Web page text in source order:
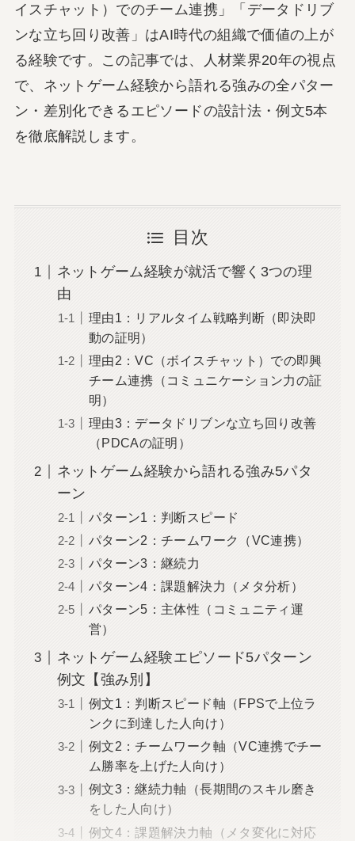
イスチャット）でのチーム連携」「データドリブ
ンな立ち回り改善」はAI時代の組織で価値の上が
る経験です。この記事では、人材業界20年の視点
で、ネットゲーム経験から語れる強みの全パター
ン・差別化できるエピソードの設計法・例文5本
を徹底解説します。
目次
ネットゲーム経験が就活で響く3つの理
由
理由1：リアルタイム戦略判断（即決即
動の証明）
理由2：VC（ボイスチャット）での即興
チーム連携（コミュニケーション力の証
明）
理由3：データドリブンな立ち回り改善
（PDCAの証明）
ネットゲーム経験から語れる強み5パタ
ーン
パターン1：判断スピード
パターン2：チームワーク（VC連携）
パターン3：継続力
パターン4：課題解決力（メタ分析）
パターン5：主体性（コミュニティ運
営）
ネットゲーム経験エピソード5パターン
例文【強み別】
例文1：判断スピード軸（FPSで上位ラ
ンクに到達した人向け）
例文2：チームワーク軸（VC連携でチー
ム勝率を上げた人向け）
例文3：継続力軸（長期間のスキル磨き
をした人向け）
例文4：課題解決力軸（メタ変化に対応